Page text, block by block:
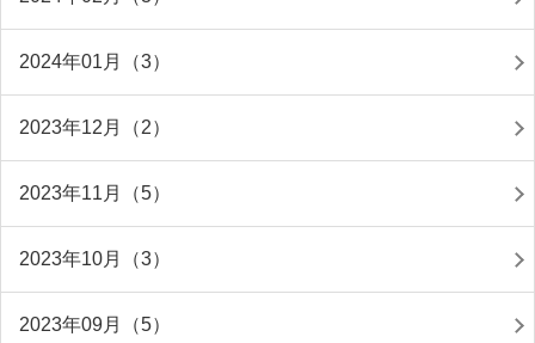
2024年01月（3）
2023年12月（2）
2023年11月（5）
2023年10月（3）
2023年09月（5）